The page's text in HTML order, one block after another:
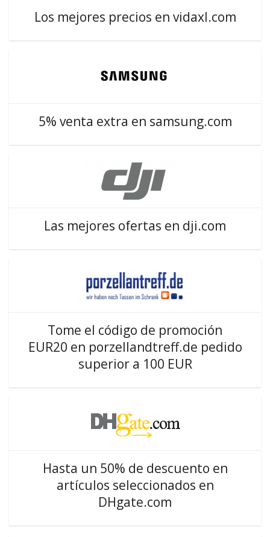
Los mejores precios en vidaxl.com
5% venta extra en samsung.com
Las mejores ofertas en dji.com
Tome el código de promoción
EUR20 en porzellandtreff.de pedido
superior a 100 EUR
Hasta un 50% de descuento en
artículos seleccionados en
DHgate.com